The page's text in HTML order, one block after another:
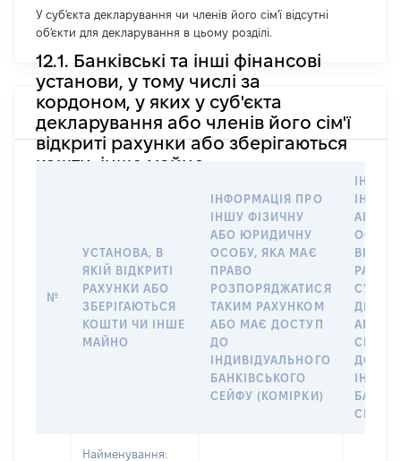
У суб'єкта декларування чи членів його сім'ї відсутні
об'єкти для декларування в цьому розділі.
12.1. Банківські та інші фінансові
установи, у тому числі за
кордоном, у яких у суб'єкта
декларування або членів його сім'ї
відкриті рахунки або зберігаються
кошти, інше майно
№
УСТАНОВА, В
ЯКІЙ ВІДКРИТІ
РАХУНКИ АБО
ЗБЕРІГАЮТЬСЯ
КОШТИ ЧИ ІНШЕ
МАЙНО
ІНФОРМАЦІЯ ПРО
ІНШУ ФІЗИЧНУ
АБО ЮРИДИЧНУ
ОСОБУ, ЯКА МАЄ
ПРАВО
РОЗПОРЯДЖАТИСЯ
ТАКИМ РАХУНКОМ
АБО МАЄ ДОСТУП
ДО
ІНДИВІДУАЛЬНОГО
БАНКІВСЬКОГО
СЕЙФУ (КОМІРКИ)
ІНШУ
АБО
АБО
СІМ’Ї
СЕЙФУ
Найменування: